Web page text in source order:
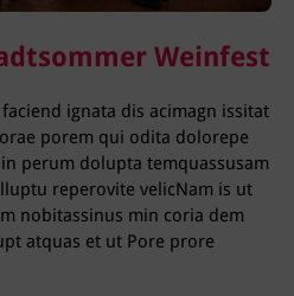
Weinfest
ignata dis acimagn issitat
porem qui odita dolorepe
perum dolupta temquassusam
reperovite velicNam is ut
nobitassinus min coria dem
atquas et ut Pore prore